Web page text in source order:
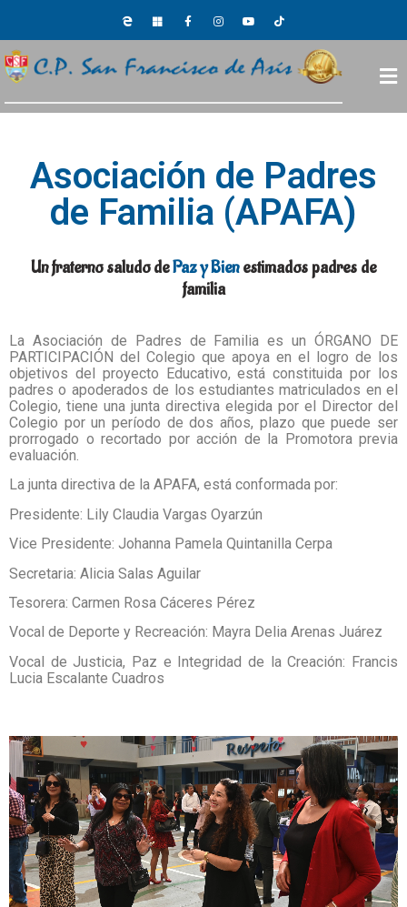
Asociación de Padres
de Familia (APAFA)
Un fraterno saludo dePaz y Bien estimados padres de
familia
La Asociación de Padres de Familia es un ÓRGANO DE
PARTICIPACIÓN del Colegio que apoya en el logro de los
objetivos del proyecto Educativo, está constituida por los
padres o apoderados de los estudiantes matriculados en el
Colegio, tiene una junta directiva elegida por el Director del
Colegio por un período de dos años, plazo que puede ser
prorrogado o recortado por acción de la Promotora previa
evaluación.
La junta directiva de la APAFA, está conformada por:
Presidente: Lily Claudia Vargas Oyarzún
Vice Presidente: Johanna Pamela Quintanilla Cerpa
Secretaria: Alicia Salas Aguilar
Tesorera: Carmen Rosa Cáceres Pérez
Vocal de Deporte y Recreación: Mayra Delia Arenas Juárez
Vocal de Justicia, Paz e Integridad de la Creación: Francis
Lucia Escalante Cuadros